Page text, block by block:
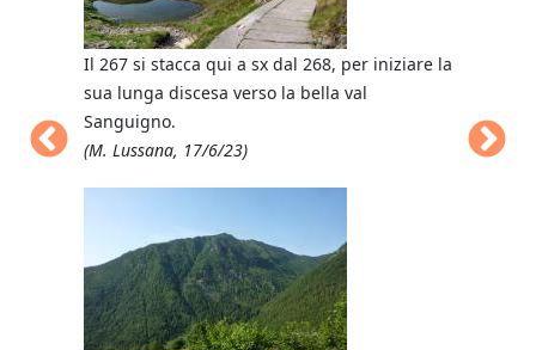
Il 267 si stacca qui a sx dal 268, per iniziare la
sua lunga discesa verso la bella val
Sanguigno.
(M. Lussana, 17/6/23)
Canali.
(M.